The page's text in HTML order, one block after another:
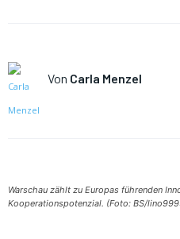
Von Carla Menzel
Warschau zählt zu Europas führenden
Kooperationspotenzial. (Foto: BS/